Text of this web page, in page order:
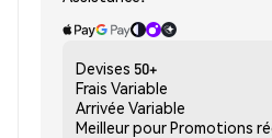
Devises 50+
Frais Variable
Arrivée Variable
Meilleur pourPromotions